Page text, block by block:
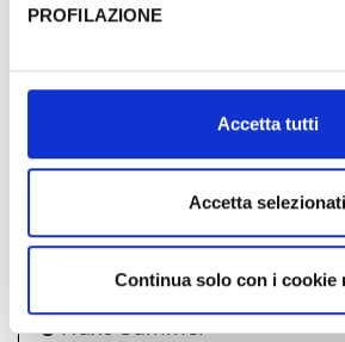
informazioni complete sul
PROFILAZIONE
Accetta tutti
Accetta selezionati
Continua solo con i cookie
A Night at the Museum:
Imperial-era mosaics
Artisans in the Centre by
Rimini shopping night
A night at the museum
Guided tours of Castel
Fluxo Summer